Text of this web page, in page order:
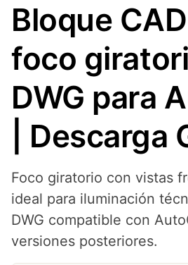
Bloque
foco
DWG para
| Descarga
Foco giratorio con vistas
ideal para iluminación
DWG compatible con
versiones posteriores.